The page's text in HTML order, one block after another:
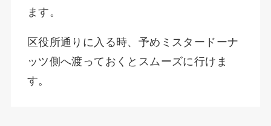
ます。
区役所通りに入る時、予めミスタードーナ
ッツ側へ渡っておくとスムーズに行けま
す。